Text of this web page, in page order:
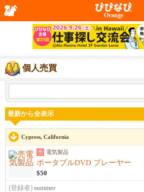
Orange
個人売買
最新から全表示
Cypress, California
売 電気製品
ポータブルDVD プレーヤー
$50
[登録者] summer